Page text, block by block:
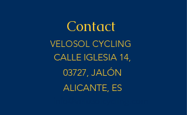
Contact
VELOSOL CYCLING
CALLE IGLESIA 14,
03727, JALÓN
ALICANTE, ES